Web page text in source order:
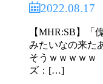
2022.08.17
【MHR:SB】「
みたいなの来た
そうｗｗｗｗｗ
ズ：[…]